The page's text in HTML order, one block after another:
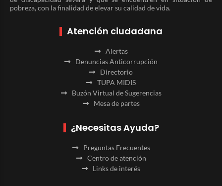
pobreza, con la finalidad de elevar su calidad de vida.
Atención ciudadana
Alertas
Denuncias Anticorrupción
Directorio
TUPA MIDIS
Buzón Virtual de Sugerencias
Mesa de partes
¿Necesitas Ayuda?
Preguntas Frecuentes
Centro de atención
Links de interés